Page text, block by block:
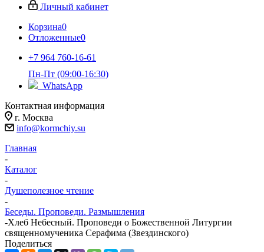
Личный кабинет
Корзина0
Отложенные0
+7 964 760-16-61
Пн-Пт (09:00-16:30)
WhatsApp
Контактная информация
г. Москва
info@kormchiy.su
Главная
-
Каталог
-
Душеполезное чтение
-
Беседы. Проповеди. Размышления
-Хлеб Небесный. Проповеди о Божественной Литургии
священномученика Серафима (Звездинского)
Поделиться